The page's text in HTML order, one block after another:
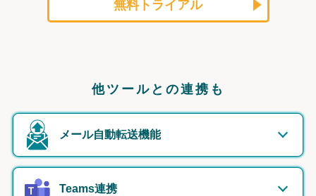
無料トライアル
他ツールとの連携も
メール自動転送機能
Teams連携